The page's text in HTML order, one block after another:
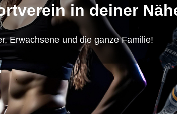
in deiner
Erwachsene und die ganze Familie!